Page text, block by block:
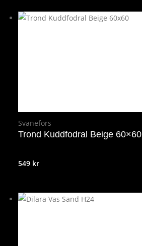
Svanefors
Trond Kuddfodral Beige 60×60
549 kr